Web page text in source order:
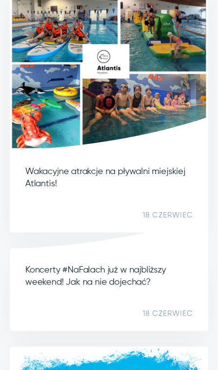
Wakacyjne atrakcje na pływalni miejskiej
Atlantis!
18 CZERWIEC
Koncerty #NaFalach już w najbliższy
weekend! Jak na nie dojechać?
18 CZERWIEC